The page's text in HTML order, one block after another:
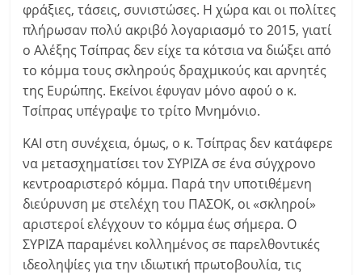
φράξιες, τάσεις, συνιστώσες. Η χώρα και οι πολίτες
πλήρωσαν πολύ ακριβό λογαριασμό το 2015, γιατί
ο Αλέξης Τσίπρας δεν είχε τα κότσια να διώξει από
το κόμμα τους σκληρούς δραχμικούς και αρνητές
της Ευρώπης. Εκείνοι έφυγαν μόνο αφού ο κ.
Τσίπρας υπέγραψε το τρίτο Μνημόνιο.
ΚΑΙ στη συνέχεια, όμως, ο κ. Τσίπρας δεν κατάφερε
να μετασχηματίσει τον ΣΥΡΙΖΑ σε ένα σύγχρονο
κεντροαριστερό κόμμα. Παρά την υποτιθέμενη
διεύρυνση με στελέχη του ΠΑΣΟΚ, οι «σκληροί»
αριστεροί ελέγχουν το κόμμα έως σήμερα. Ο
ΣΥΡΙΖΑ παραμένει κολλημένος σε παρελθοντικές
ιδεοληψίες για την ιδιωτική πρωτοβουλία, τις